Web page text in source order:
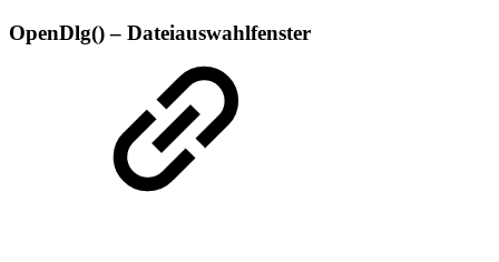
OpenDlg() – Dateiauswahlfenster